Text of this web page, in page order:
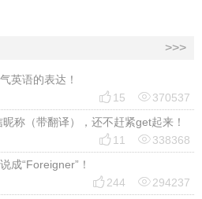
>>>
英语的表达！
 15 370537
称（带翻译），还不赶紧get起来！
 11 338368
成“Foreigner”！
 244 294237